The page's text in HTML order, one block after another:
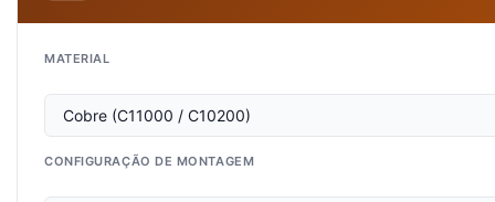
MATERIAL
CONFIGURAÇÃO DE MONTAGEM